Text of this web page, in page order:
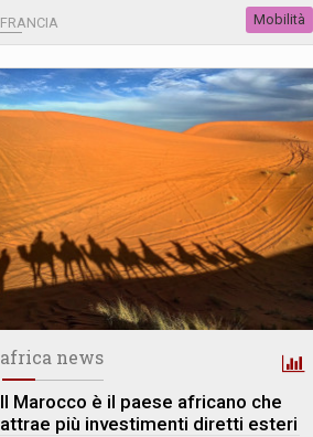
FRANCIA Mobilità
africa news
Il Marocco è il paese africano che
attrae più investimenti diretti esteri